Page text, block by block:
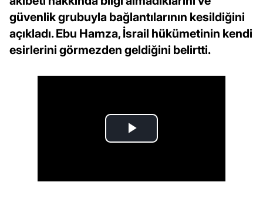
güvenlik grubuyla bağlantılarının kesildiğini
açıkladı. Ebu Hamza, İsrail hükümetinin kendi
esirlerini görmezden geldiğini belirtti.